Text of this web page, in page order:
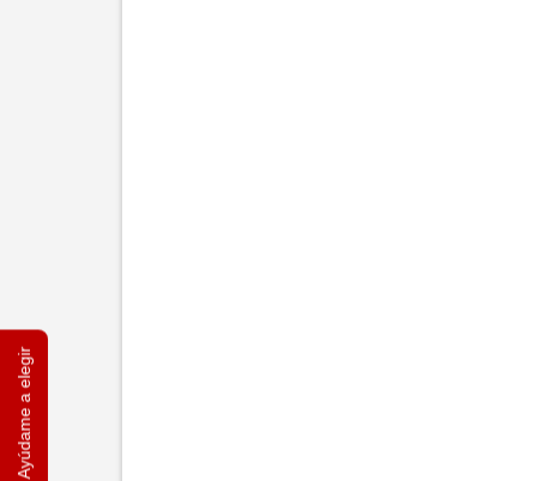
Ayúdame a elegir